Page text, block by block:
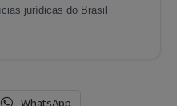
jurídicas do Brasil
WhatsApp